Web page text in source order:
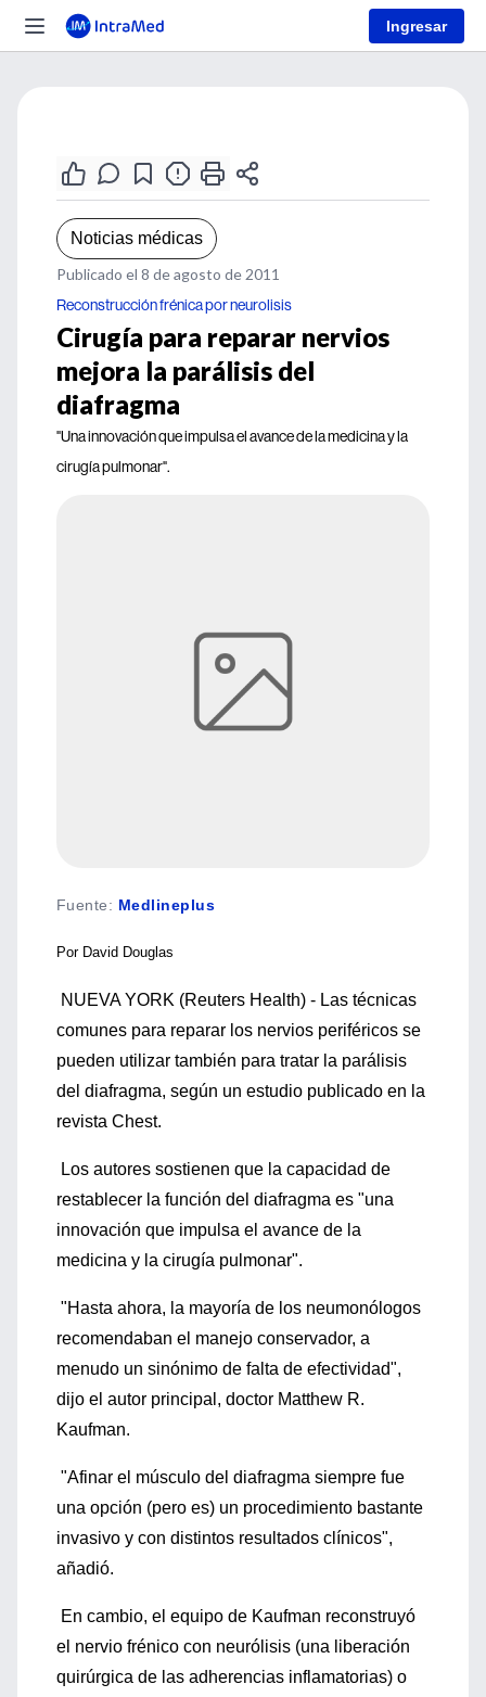
Ingresar
Noticias médicas
Publicado el 8 de agosto de 2011
Reconstrucción frénica por neurolisis
Cirugía para reparar nervios
mejora la parálisis del
diafragma
"Una innovación que impulsa el avance de la medicina y la
cirugía pulmonar".
Fuente: Medlineplus
Por David Douglas
NUEVA YORK (Reuters Health) - Las técnicas
comunes para reparar los nervios periféricos se
pueden utilizar también para tratar la parálisis
del diafragma, según un estudio publicado en la
revista Chest.
Los autores sostienen que la capacidad de
restablecer la función del diafragma es "una
innovación que impulsa el avance de la
medicina y la cirugía pulmonar".
"Hasta ahora, la mayoría de los neumonólogos
recomendaban el manejo conservador, a
menudo un sinónimo de falta de efectividad",
dijo el autor principal, doctor Matthew R.
Kaufman.
"Afinar el músculo del diafragma siempre fue
una opción (pero es) un procedimiento bastante
invasivo y con distintos resultados clínicos",
añadió.
En cambio, el equipo de Kaufman reconstruyó
el nervio frénico con neurólisis (una liberación
quirúrgica de las adherencias inflamatorias) o